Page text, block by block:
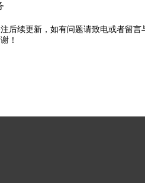
后续更新，如有问题请致电或者留言
！